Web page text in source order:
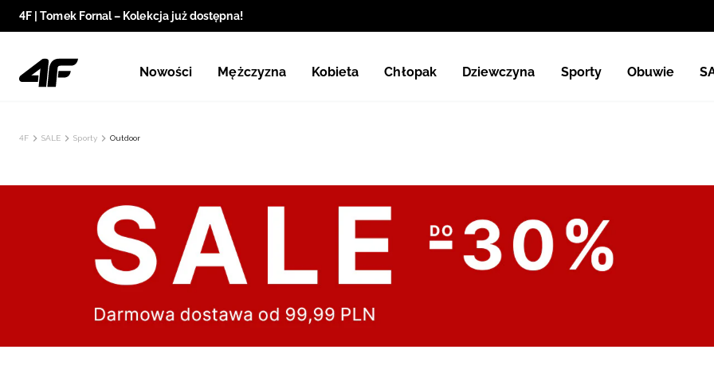
4F | Tomek Fornal – Kolekcja już dostępna!
Nowości Mężczyzna Kobieta Chłopak Dziewczyna Sporty Obuwie
4F SALE Sporty Outdoor